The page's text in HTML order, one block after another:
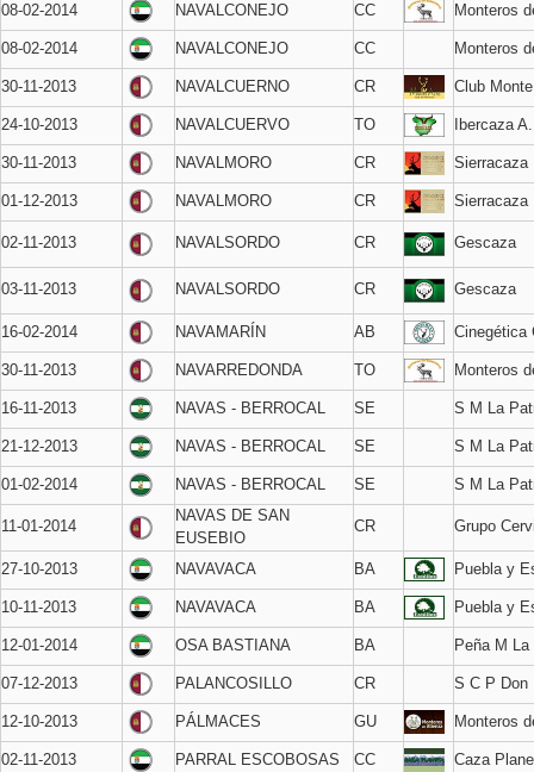
08-02-2014 NAVALCONEJO CC Monteros
08-02-2014 NAVALCONEJO CC Monteros
30-11-2013 NAVALCUERNO CR Club
24-10-2013 NAVALCUERVO TO Ibercaza
30-11-2013 NAVALMORO CR Sierracaza
01-12-2013 NAVALMORO CR Sierracaza
02-11-2013 NAVALSORDO CR Gescaza
03-11-2013 NAVALSORDO CR Gescaza
16-02-2014 NAVAMARÍN AB Cinegética
30-11-2013 NAVARREDONDA TO Monteros
16-11-2013 NAVAS - BERROCAL SE S M La
21-12-2013 NAVAS - BERROCAL SE S M La
01-02-2014 NAVAS - BERROCAL SE S M La
11-01-2014
NAVAS DE SAN
EUSEBIO
CR Grupo
27-10-2013 NAVAVACA BA Puebla y
10-11-2013 NAVAVACA BA Puebla y
12-01-2014 OSA BASTIANA BA Peña M
07-12-2013 PALANCOSILLO CR S C P Don
12-10-2013 PÁLMACES GU Monteros
02-11-2013 PARRAL ESCOBOSAS CC Caza